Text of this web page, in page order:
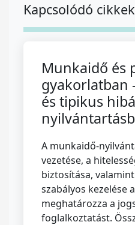
Kapcsolódó cikkek
Munkaidő és
gyakorlatban
és tipikus
A munkaidő-
vezetése, a
biztosítása,
szabályos kezelése
meghatározza a
foglalkoztatást.